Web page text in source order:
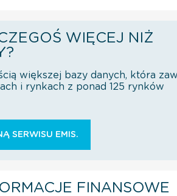
WIĘCEJ NIŻ
większej bazy danych, która
i rynkach z ponad 125 rynków
SERWISU EMIS.
FINANSOWE